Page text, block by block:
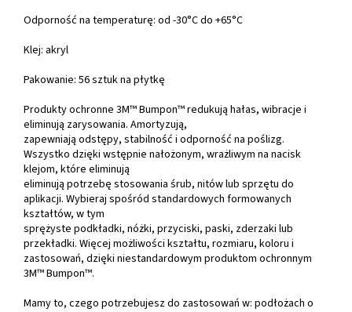
Odporność na temperaturę: od -30°C do +65°C
Klej: akryl
Pakowanie: 56 sztuk na płytkę
Produkty ochronne 3M™ Bumpon™ redukują hałas, wibracje i
eliminują zarysowania. Amortyzują,
zapewniają odstępy, stabilność i odporność na poślizg.
Wszystko dzięki wstępnie nałożonym, wrażliwym na nacisk
klejom, które eliminują
eliminują potrzebę stosowania śrub, nitów lub sprzętu do
aplikacji. Wybieraj spośród standardowych formowanych
kształtów, w tym
sprężyste podkładki, nóżki, przyciski, paski, zderzaki lub
przekładki. Więcej możliwości kształtu, rozmiaru, koloru i
zastosowań, dzięki niestandardowym produktom ochronnym
3M™ Bumpon™.
Mamy to, czego potrzebujesz do zastosowań w: podłożach o